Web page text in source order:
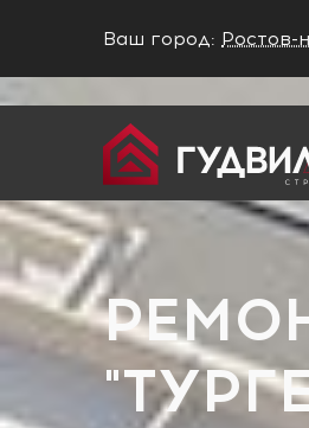
Ваш город: Ростов-
Ваш город Ростов-на-
НЕТ
Главная